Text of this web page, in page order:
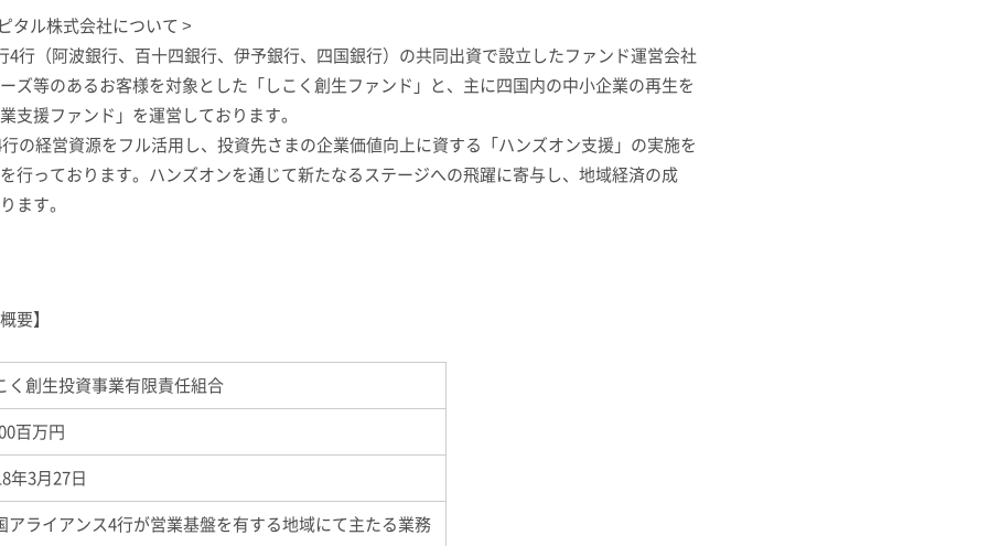
タル株式会社について>
4行（阿波銀行、百十四銀行、伊予銀行、四国銀行）の共同出資で設立したファンド運営会社
ズ等のあるお客様を対象とした「しこく創生ファンド」と、主に四国内の中小企業の再生を
支援ファンド」を運営しております。
行の経営資源をフル活用し、投資先さまの企業価値向上に資する「ハンズオン支援」の実施を
行っております。ハンズオンを通じて新たなるステージへの飛躍に寄与し、地域経済の成
ます。
要】
く創生投資事業有限責任組合
百万円
年3月27日
アライアンス4行が営業基盤を有する地域にて主たる業務